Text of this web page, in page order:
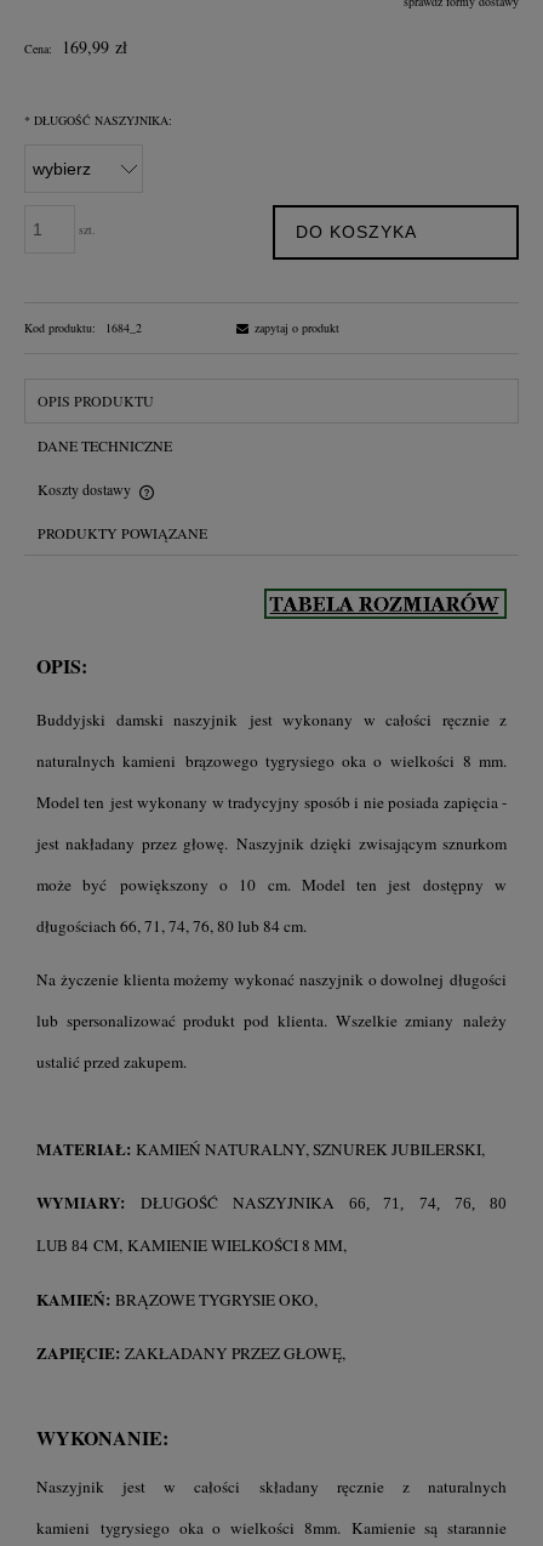
Cena: 169,99 zł
* DŁUGOŚĆ NASZYJNIKA:
szt. DO KOSZYKA
Kod produktu: 1684_2 zapytaj o produkt
OPIS PRODUKTU
DANE TECHNICZNE
Koszty dostawy
Cena nie zawiera ewentualnych kosztów płatności
PRODUKTY POWIĄZANE
OPIS:
Buddyjski damski naszyjnik jest wykonany w całości ręcznie z
naturalnych kamieni brązowego tygrysiego oka o wielkości 8 mm.
Model ten jest wykonany w tradycyjny sposób i nie posiada zapięcia -
jest nakładany przez głowę. Naszyjnik dzięki zwisającym sznurkom
może być powiększony o 10 cm. Model ten jest dostępny w
długościach 66, 71, 74, 76, 80 lub 84 cm.
Na życzenie klienta możemy wykonać naszyjnik o dowolnej długości
lub spersonalizować produkt pod klienta. Wszelkie zmiany należy
ustalić przed zakupem.
MATERIAŁ: KAMIEŃ NATURALNY, SZNUREK JUBILERSKI,
WYMIARY: DŁUGOŚĆ NASZYJNIKA 66, 71, 74, 76, 80
LUB 84 CM, KAMIENIE WIELKOŚCI 8 MM,
KAMIEŃ: BRĄZOWE TYGRYSIE OKO,
ZAPIĘCIE: ZAKŁADANY PRZEZ GŁOWĘ,
WYKONANIE:
Naszyjnik jest w całości składany ręcznie z naturalnych
kamieni tygrysiego oka o wielkości 8mm. Kamienie są starannie